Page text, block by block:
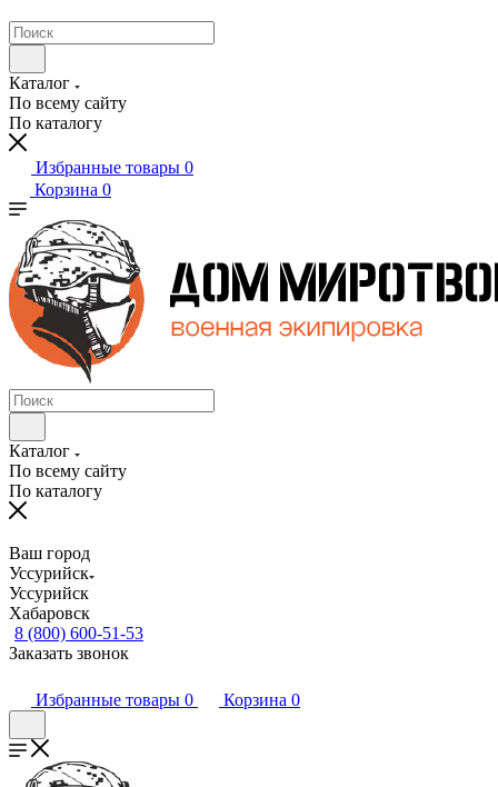
Каталог
По всему сайту
По каталогу
Избранные товары 0
Корзина 0
Каталог
По всему сайту
По каталогу
Ваш город
Уссурийск
Уссурийск
Хабаровск
8 (800) 600-51-53
Заказать звонок
Избранные товары 0 Корзина 0